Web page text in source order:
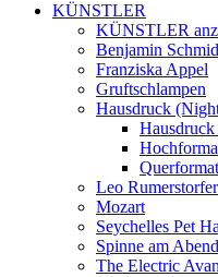
KÜNSTLER
KÜNSTLER
Benjamin
Franziska Appel
Gruftschlampen
Hausdruck
Querformat
Leo Rumerstorfer
Mozart
Seychelles Pet
Spinne am Abend
The Electric